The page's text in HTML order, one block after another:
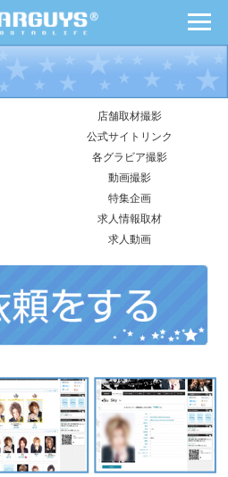
店舗取材撮影
公式サイトリンク
各グラビア撮影
動画撮影
特集企画
求人情報取材
求人動画